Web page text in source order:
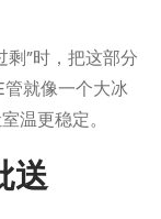
”时，把这部分
就像一个大冰
温更稳定。
送